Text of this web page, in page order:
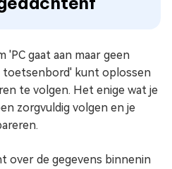
'PC gaat aan maar geen
kunt oplossen
te volgen. Het enige wat je
zorgvuldig volgen en je
over de gegevens binnenin